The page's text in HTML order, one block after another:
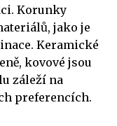
Korunky
jako je
Keramické
kovové jsou
záleží na
preferencích.